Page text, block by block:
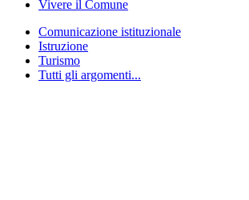
Vivere il Comune
Comunicazione istituzionale
Istruzione
Turismo
Tutti gli argomenti...